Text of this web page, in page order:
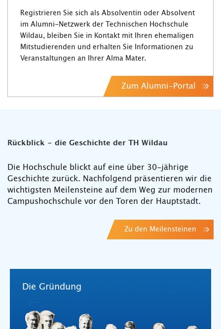
Registrieren Sie sich als Absolventin oder Absolvent
im Alumni-Netzwerk der Technischen Hochschule
Wildau, bleiben Sie in Kontakt mit Ihren ehemaligen
Mitstudierenden und erhalten Sie Informationen zu
Veranstaltungen an Ihrer Alma Mater.
Zum Alumni-Portal
Rückblick - die Geschichte der TH Wildau
Die Hochschule blickt auf eine über 30-jährige
Geschichte zurück. Nachfolgend präsentieren wir die
wichtigsten Meilensteine auf dem Weg zur modernen
Campushochschule vor den Toren der Hauptstadt.
Zu den Meilensteinen
Die Gründung